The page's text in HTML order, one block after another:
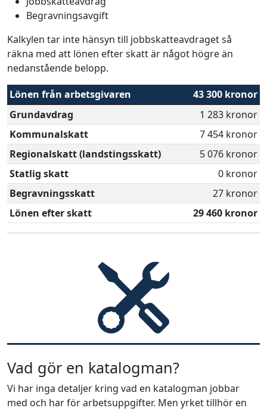
Begravningsavgift
Kalkylen tar inte hänsyn till jobbskatteavdraget så
räkna med att lönen efter skatt är något högre än
nedanstående belopp.
Lönen från arbetsgivaren
43 300 kronor
Grundavdrag
1 283 kronor
Kommunalskatt
7 454 kronor
Regionalskatt (landstingsskatt)
5 076 kronor
Statlig skatt
0 kronor
Begravningsskatt
27 kronor
Lönen efter skatt
29 460 kronor
Vad gör en katalogman?
Vi har inga detaljer kring vad en katalogman jobbar
med och har för arbetsuppgifter. Men yrket tillhör en